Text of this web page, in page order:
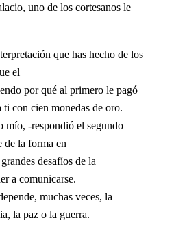
uno de los cortesanos le
que has hecho de los
el
por qué al primero le pagó
con cien monedas de oro.
mío, -respondió el segundo
de la forma en
desafíos de la
a comunicarse.
muchas veces, la
la paz o la guerra.